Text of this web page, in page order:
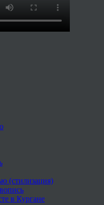
(стилизация)
в Кургане